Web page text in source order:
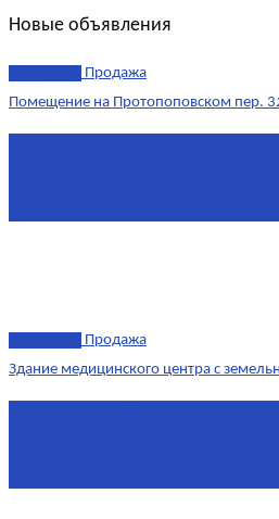
Новые объявления
Продажа
Помещение на Протопоповском пер. 3
Продажа
Здание медицинского центра с